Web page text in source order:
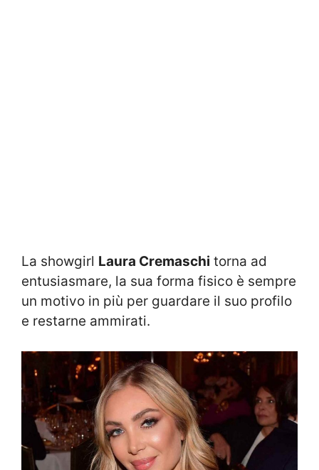
La showgirl Laura Cremaschi torna ad
entusiasmare, la sua forma fisico è sempre
un motivo in più per guardare il suo profilo
e restarne ammirati.